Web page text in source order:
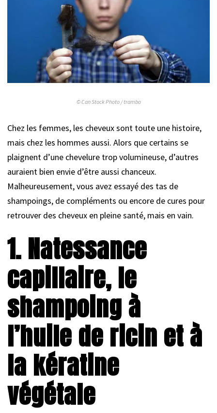
© Can Stock Photo / trambo
Chez les femmes, les cheveux sont toute une histoire,
mais chez les hommes aussi. Alors que certains se
plaignent d’une chevelure trop volumineuse, d’autres
auraient bien envie d’être aussi chanceux.
Malheureusement, vous avez essayé des tas de
shampoings, de compléments ou encore de cures pour
retrouver des cheveux en pleine santé, mais en vain.
1. Natessance
capillaire, le
shampoing à
l’huile de ricin et à
la kératine
végétale